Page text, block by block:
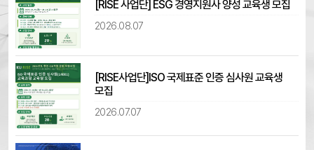
[RISE 사업단] ESG 경영지원사 양성 교육생 모집
2026.08.07
[RISE사업단]ISO 국제표준 인증 심사원 교육생
모집
2026.07.07